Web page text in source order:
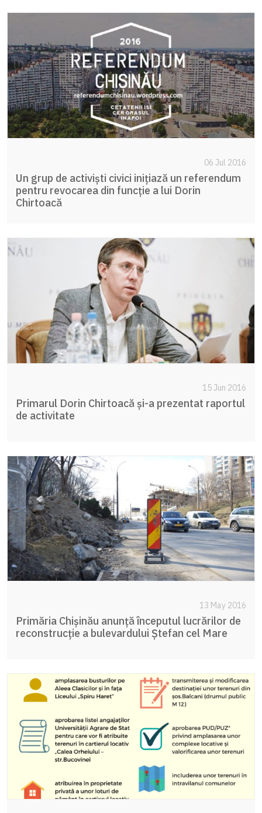
06 Jul 2016
Un grup de activiști civici inițiază un referendum
pentru revocarea din funcție a lui Dorin
Chirtoacă
15 Jun 2016
Primarul Dorin Chirtoacă și-a prezentat raportul
de activitate
13 May 2016
Primăria Chișinău anunță începutul lucrărilor de
reconstrucție a bulevardului Ștefan cel Mare